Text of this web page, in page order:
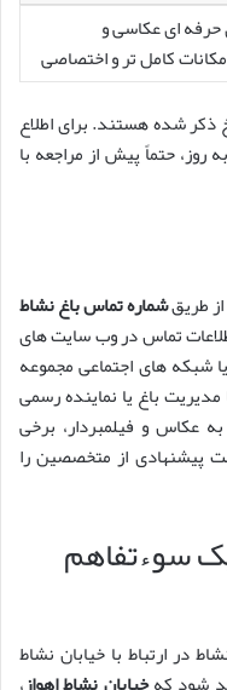
حرفه ای عکاسی و
کامل تر و اختصاصی
ذکر شده هستند. برای اطلاع
روز، حتماً پیش از مراجعه با
طریقشماره تماس باغ نشاط
تماس در وب سایت های
شبکه های اجتماعی مجموعه
باغ یا نماینده رسمی
عکاس و فیلمبردار، برخی
پیشنهادی از متخصصین را
سوءتفاهم
در ارتباط با خیابان نشاط